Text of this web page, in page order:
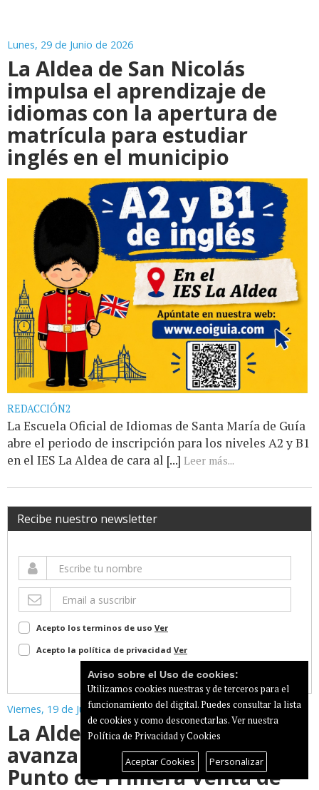
Lunes, 29 de Junio de 2026
La Aldea de San Nicolás
impulsa el aprendizaje de
idiomas con la apertura de
matrícula para estudiar
inglés en el municipio
REDACCIÓN2
La Escuela Oficial de Idiomas de Santa María de Guía
abre el periodo de inscripción para los niveles A2 y B1
en el IES La Aldea de cara al [...] Leer más...
Recibe nuestro newsletter
Acepto los terminos de uso Ver
Acepto la política de privacidad Ver
Viernes, 19 de Junio de 2026
La Aldea de San Nicolás
avanza en la implantación del
Punto de Primera Venta de
Aviso sobre el Uso de cookies:
Utilizamos cookies nuestras y de terceros para el
funcionamiento del digital. Puedes consultar la lista
de cookies y como desconectarlas.Ver nuestra
Política de Privacidad y Cookies
Aceptar Cookies Personalizar